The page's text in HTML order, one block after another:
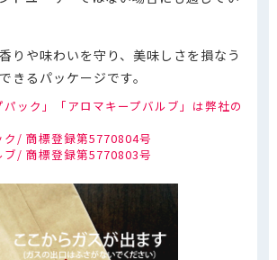
りや味わいを守り、美味しさを損なう
きるパッケージです。
ック」「アロマキープバルブ」は弊社の
ク/ 商標登録第5770804号
ブ/ 商標登録第5770803号